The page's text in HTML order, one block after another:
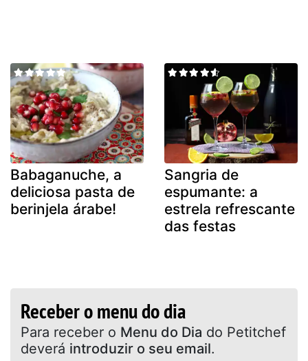
Babaganuche, a
deliciosa pasta de
berinjela árabe!
Sangria de
espumante: a
estrela refrescante
das festas
Receber o menu do dia
Para receber o Menu do Dia do Petitchef
deverá introduzir o seu email.